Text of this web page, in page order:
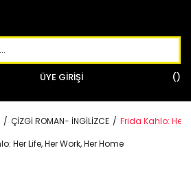
ÜYE GİRİŞİ
ÇİZGİ ROMAN- İNGİLİZCE Frida Kahlo: Her